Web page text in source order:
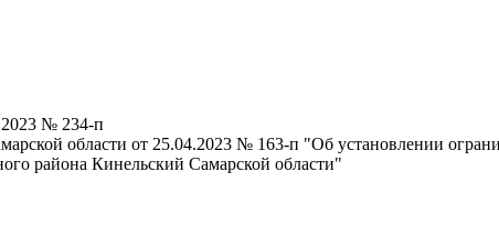
№ 234-п
области от 25.04.2023 № 163-п "Об установлении
района Кинельский Самарской области"